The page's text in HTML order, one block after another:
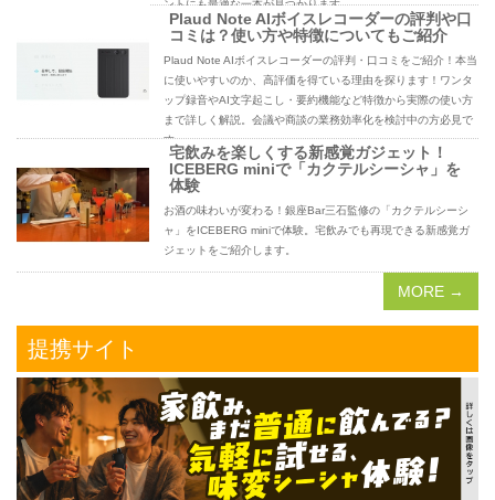
ントにも最適な一本が見つかります。
Plaud Note AIボイスレコーダーの評判や口
コミは？使い方や特徴についてもご紹介
Plaud Note AIボイスレコーダーの評判・口コミをご紹介！本当
に使いやすいのか、高評価を得ている理由を探ります！ワンタ
ップ録音やAI文字起こし・要約機能など特徴から実際の使い方
まで詳しく解説。会議や商談の業務効率化を検討中の方必見で
す。
宅飲みを楽しくする新感覚ガジェット！
ICEBERG miniで「カクテルシーシャ」を
体験
お酒の味わいが変わる！銀座Bar三石監修の「カクテルシーシ
ャ」をICEBERG miniで体験。宅飲みでも再現できる新感覚ガ
ジェットをご紹介します。
MORE →
提携サイト